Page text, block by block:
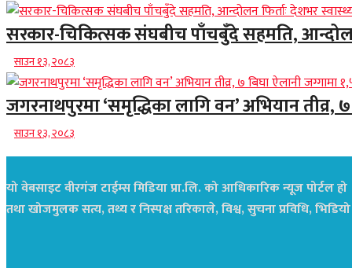
सरकार-चिकित्सक संघबीच पाँचबुँदे सहमति,
साउन १३, २०८३
जगरनाथपुरमा ‘समृद्धिका लागि वन’ अभियान तीव्र,
साउन १३, २०८३
यो वेबसाइट वीरगंज टाईम्स मिडिया प्रा.लि. को आधिकारिक न्यूज पोर्टल
तथा खोजमुलक सत्य, तथ्य र निस्पक्ष तरिकाले, विश्व, सुचना प्रविधि,